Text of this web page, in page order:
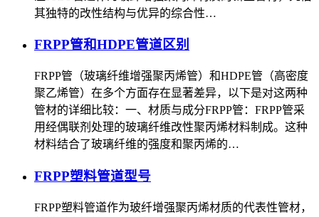
其独特的改性结构与优异的综合性…
FRPP管和HDPE管道区别
FRPP管（玻璃纤维增强聚丙烯管）和HDPE管（高密度
聚乙烯管）在多个方面存在显著差异，以下是对这两种
管材的详细比较：一、材质与成分FRPP管：FRPP管采
用经偶联剂处理的玻璃纤维改性聚丙烯材料制成。这种
材料结合了玻璃纤维的强度和聚丙烯的…
FRPP塑料管道型号
FRPP塑料管道作为玻纤增强聚丙烯材质的代表性管材，